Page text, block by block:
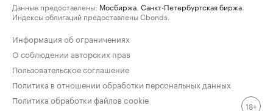
Данные предоставлены: Мосбиржа Санкт-Петербургская биржа
Индексы облигаций предоставлены Cbonds.
Информация об ограничениях
О соблюдении авторских прав
Пользовательское соглашение
Политика в отношении обработки персональных данных
Политика обработки файлов cookie
18+